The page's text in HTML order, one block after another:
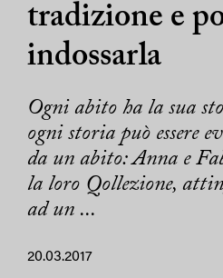
tradizione e
indossarla
Ogni abito ha la sua
ogni storia può essere
da un abito: Anna e
la loro Qollezione,
ad un ...
20.03.2017